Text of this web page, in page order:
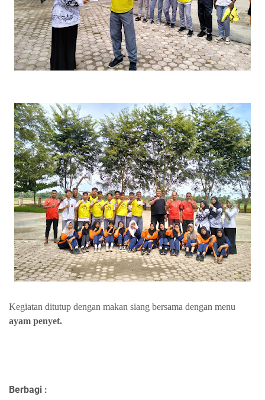
Kegiatan ditutup dengan makan siang bersama dengan menu
ayam penyet.
Berbagi :